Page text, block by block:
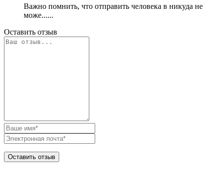
Важно помнить, что отправить человека в никуда не
може......
Оставить отзыв